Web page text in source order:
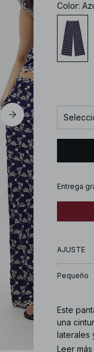
Color:
Entrega
AJUSTE
Pequeño
Este
una
laterales
Leer más